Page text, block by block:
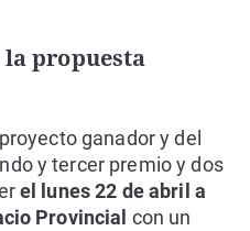
la propuesta
ganador y del
y tercer premio y dos
el lunes 22 de abril a
Provincial con un